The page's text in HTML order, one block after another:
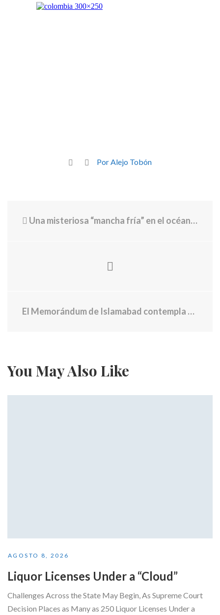
Por Alejo Tobón
Una misteriosa “mancha fría” en el océano ha desconcertado a los científicos. Un nuevo estudio dice que es una señal ominosa
El Memorándum de Islamabad contempla 14 puntos y fija 60 días para la negociación por el programa nuclear de Irán
You May Also Like
AGOSTO 8, 2026
Liquor Licenses Under a “Cloud”
Challenges Across the State May Begin, As Supreme Court
Decision Places as Many as 250 Liquor Licenses Under a